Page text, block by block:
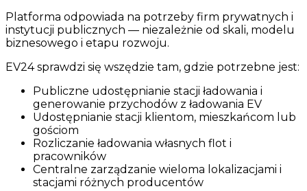
Platforma odpowiada na potrzeby firm prywatnych i
instytucji publicznych — niezależnie od skali, modelu
biznesowego i etapu rozwoju.
EV24 sprawdzi się wszędzie tam, gdzie potrzebne jest:
Publiczne udostępnianie stacji ładowania i
generowanie przychodów z ładowania EV
Udostępnianie stacji klientom, mieszkańcom lub
gościom
Rozliczanie ładowania własnych flot i
pracowników
Centralne zarządzanie wieloma lokalizacjami i
stacjami różnych producentów